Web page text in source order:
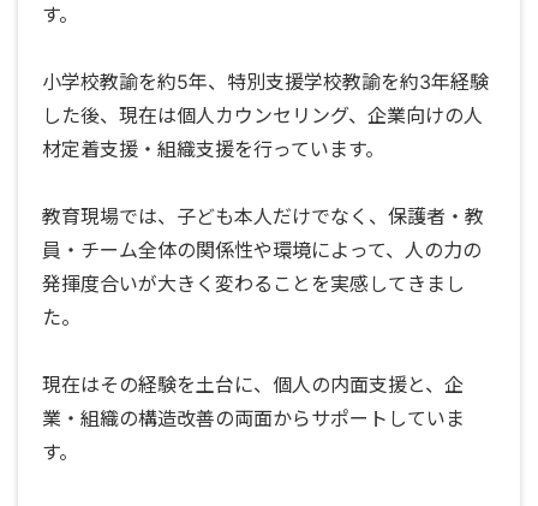
す。
小学校教諭を約5年、特別支援学校教諭を約3年経験
した後、現在は個人カウンセリング、企業向けの人
材定着支援・組織支援を行っています。
教育現場では、子ども本人だけでなく、保護者・教
員・チーム全体の関係性や環境によって、人の力の
発揮度合いが大きく変わることを実感してきまし
た。
現在はその経験を土台に、個人の内面支援と、企
業・組織の構造改善の両面からサポートしていま
す。